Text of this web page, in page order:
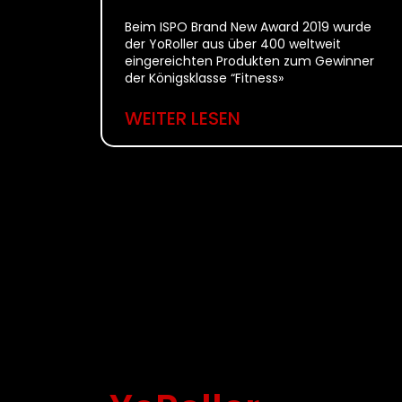
Beim ISPO Brand New Award 2019 wurde
der YoRoller aus über 400 weltweit
eingereichten Produkten zum Gewinner
der Königsklasse “Fitness»
WEITER LESEN